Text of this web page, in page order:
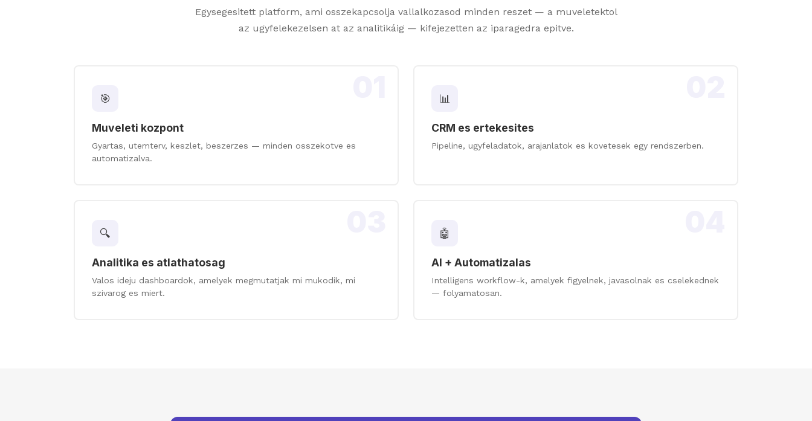
Egysegesitett platform, ami osszekapcsolja vallalkozasod minden reszet — a muveletektol
az ugyfelekezelsen at az analitikáig — kifejezetten az iparagedra epitve.
🎯
Muveleti kozpont
Gyartas, utemterv, keszlet, beszerzes — minden osszekotve es
automatizalva.
📊
CRM es ertekesites
Pipeline, ugyfeladatok, arajanlatok es kovetesek egy rendszerben.
🔍
Analitika es atlathatosag
Valos ideju dashboardok, amelyek megmutatjak mi mukodik, mi
szivarog es miert.
🤖
AI + Automatizalas
Intelligens workflow-k, amelyek figyelnek, javasolnak es cselekednek
— folyamatosan.